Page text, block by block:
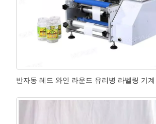
반자동 레드 와인 라운드 유리병 라벨링 기계